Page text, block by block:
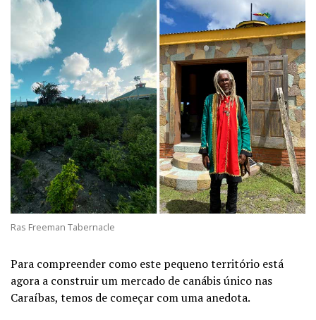
Ras Freeman Tabernacle
Para compreender como este pequeno território está
agora a construir um mercado de canábis único nas
Caraíbas, temos de começar com uma anedota.